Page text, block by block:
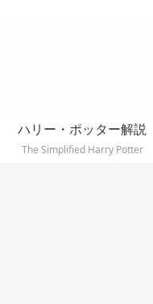
ハリー・ポッター解説
The Simplified Harry Potter